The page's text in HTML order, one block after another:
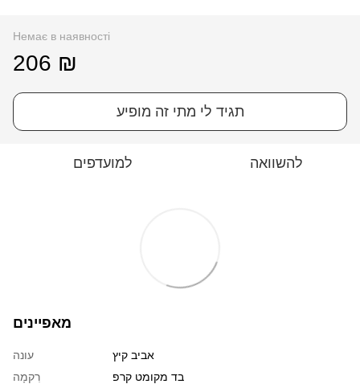
Немає в наявності
206 ₪
תגיד לי מתי זה מופיע
למועדפים להשוואה
מאפיינים
עונה
אביב קיץ
רִקמָה
בד מקומט קרפ